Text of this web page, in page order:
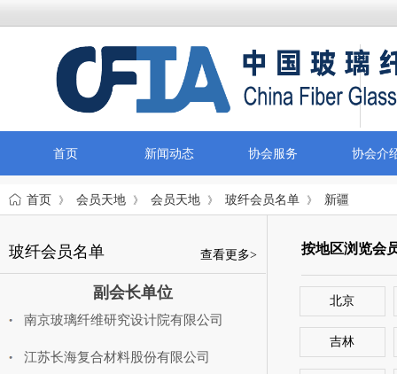
首页 新闻动态 协会服务 协会介
首页 》 会员天地 》 会员天地 》 玻纤会员名单 》 新疆
玻纤会员名单 按地区浏览会
查看更多>
副会长单位 北京
南京玻璃纤维研究设计院有限公司
江苏长海复合材料股份有限公司
吉林